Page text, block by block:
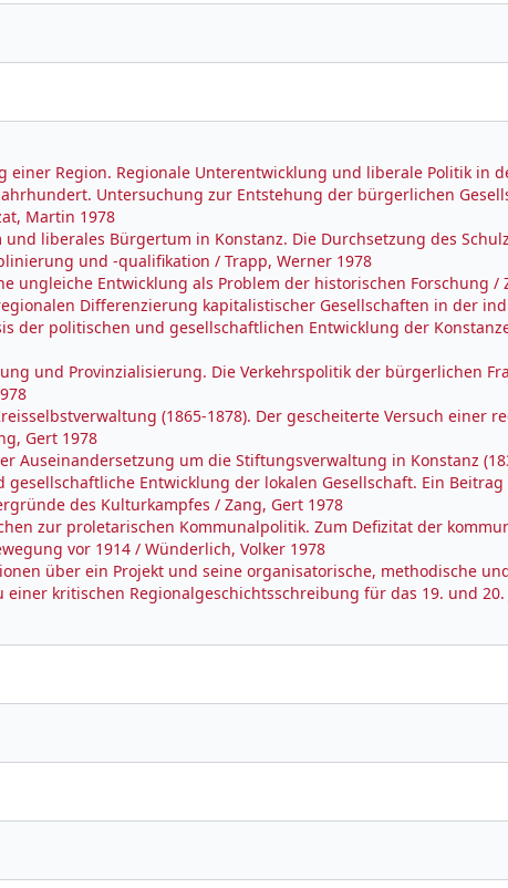
einer Region. Regionale Unterentwicklung und liberale Politik in
Untersuchung zur Entstehung der bürgerlichen
Martin 1978
und liberales Bürgertum in Konstanz. Die Durchsetzung des
und -qualifikation / Trapp, Werner 1978
ungleiche Entwicklung als Problem der historischen Forschung /
Differenzierung kapitalistischer Gesellschaften in der
der politischen und gesellschaftlichen Entwicklung der
und Provinzialisierung. Die Verkehrspolitik der bürgerlichen
(1865-1878). Der gescheiterte Versuch einer
Gert 1978
Auseinandersetzung um die Stiftungsverwaltung in Konstanz
gesellschaftliche Entwicklung der lokalen Gesellschaft. Ein
des Kulturkampfes / Zang, Gert 1978
zur proletarischen Kommunalpolitik. Zum Defizitat der
vor 1914 / Wünderlich, Volker 1978
über ein Projekt und seine organisatorische, methodische
einer kritischen Regionalgeschichtsschreibung für das 19. und